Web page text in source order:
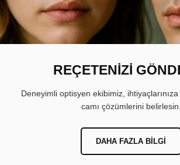
REÇETENİZİ
Deneyimli optisyen ekibimiz,
camı çözümlerini belirlesin.
DAHA FAZLA BILGI